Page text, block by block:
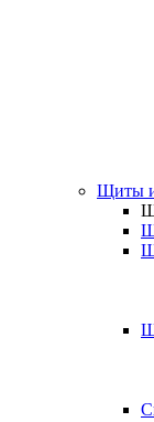
Щиты